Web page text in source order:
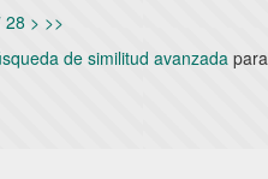
28 > >>
de similitud avanzada